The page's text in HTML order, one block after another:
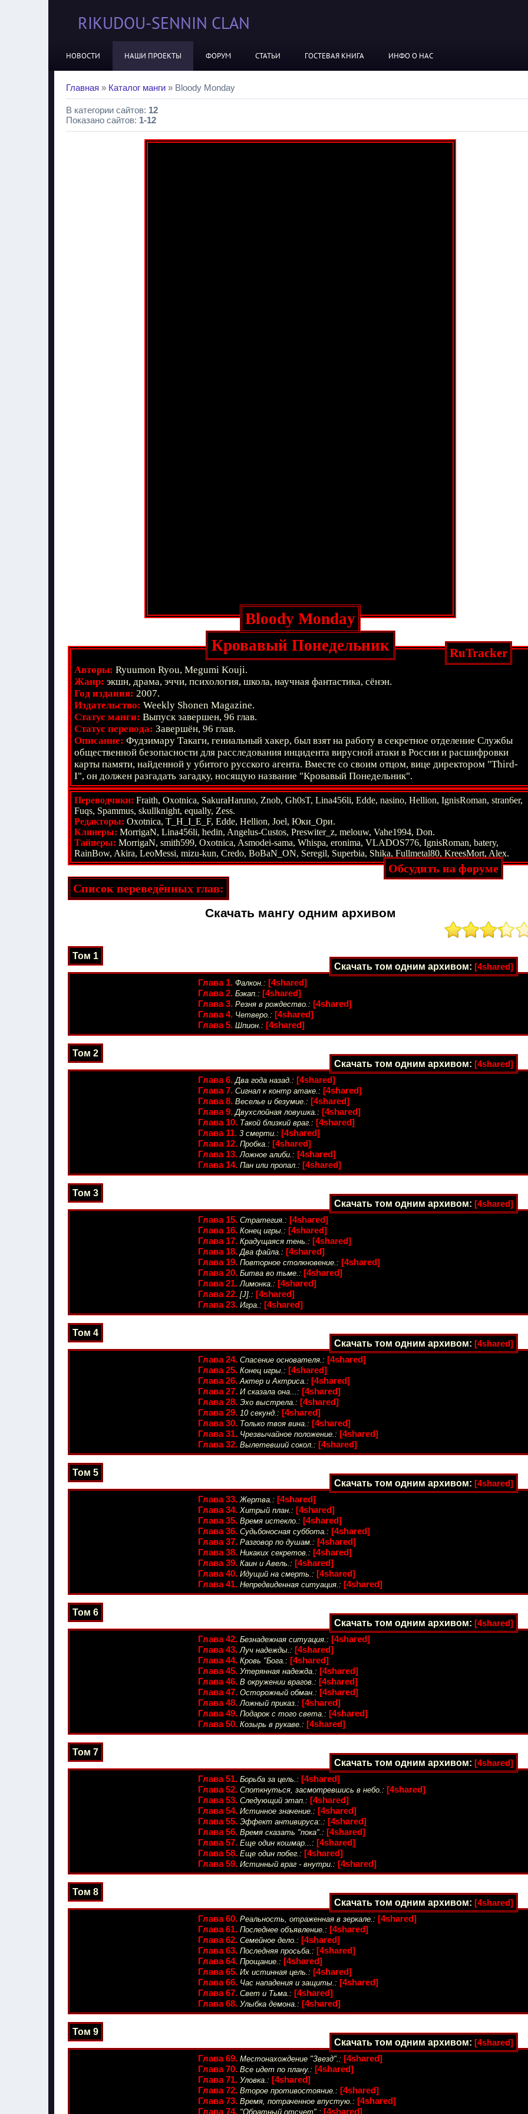
RIKUDOU-SENNIN CLAN
НОВОСТИ НАШИ ПРОЕКТЫ ФОРУМ СТАТЬИ ГОСТЕВАЯ КНИГА ИНФО О НАС
Главная » Каталог манги » Bloody Monday
В категории сайтов: 12
Показано сайтов: 1-12
Bloody Monday
Кровавый Понедельник
RuTracker
Авторы: Ryuumon Ryou, Megumi Kouji.
Жанр: экшн, драма, эччи, психология, школа, научная фантастика, сёнэн.
Год издания: 2007.
Издательство: Weekly Shonen Magazine.
Статус манги: Выпуск завершен, 96 глав.
Статус перевода: Завершён, 96 глав.
Описание: Фудзимару Такаги, гениальный хакер, был взят на работу в секретное отделение Службы
общественной безопасности для расследования инцидента вирусной атаки в России и расшифровки
карты памяти, найденной у убитого русского агента. Вместе со своим отцом, вице директором "Third-
I", он должен разгадать загадку, носящую название "Кровавый Понедельник".
Переводчики: Fraith, Oxotnica, SakuraHaruno, Znob, Gh0sT, Lina456li, Edde, nasino, Hellion, IgnisRoman, stran6er,
Fuqs, Spammus, skullknight, equally, Zess.
Редакторы: Oxotnica, T_H_I_E_F, Edde, Hellion, Joel, Юки_Ори.
Клинеры: MorrigaN, Lina456li, hedin, Angelus-Custos, Preswiter_z, melouw, Vahe1994, Don.
Тайперы: MorrigaN, smith599, Oxotnica, Asmodei-sama, Whispa, eronima, VLADOS776, IgnisRoman, batery,
RainBow, Akira, LeoMessi, mizu-kun, Credo, BoBaN_ON, Seregil, Superbia, Shika, Fullmetal80, KreesMort, Alex.
Обсудить на форуме
Список переведённых глав:
Скачать мангу одним архивом
Том 1
Скачать том одним архивом: [4shared]
Глава 1. Фалкон.: [4shared]
Глава 2. Бэкап.: [4shared]
Глава 3. Резня в рождество.: [4shared]
Глава 4. Четверо.: [4shared]
Глава 5. Шпион.: [4shared]
Том 2
Скачать том одним архивом: [4shared]
Глава 6. Два года назад.: [4shared]
Глава 7. Сигнал к контр атаке.: [4shared]
Глава 8. Веселье и безумие.: [4shared]
Глава 9. Двухслойная ловушка.: [4shared]
Глава 10. Такой близкий враг.: [4shared]
Глава 11. 3 смерти.: [4shared]
Глава 12. Пробка.: [4shared]
Глава 13. Ложное алиби.: [4shared]
Глава 14. Пан или пропал.: [4shared]
Том 3
Скачать том одним архивом: [4shared]
Глава 15. Стратегия.: [4shared]
Глава 16. Конец игры.: [4shared]
Глава 17. Крадущаяся тень.: [4shared]
Глава 18. Два файла.: [4shared]
Глава 19. Повторное столкновение.: [4shared]
Глава 20. Битва во тьме.: [4shared]
Глава 21. Лимонка.: [4shared]
Глава 22. [J].: [4shared]
Глава 23. Игра.: [4shared]
Том 4
Скачать том одним архивом: [4shared]
Глава 24. Спасение основателя.: [4shared]
Глава 25. Конец игры.: [4shared]
Глава 26. Актер и Актриса.: [4shared]
Глава 27. И сказала она...: [4shared]
Глава 28. Эхо выстрела.: [4shared]
Глава 29. 10 секунд.: [4shared]
Глава 30. Только твоя вина.: [4shared]
Глава 31. Чрезвычайное положение.: [4shared]
Глава 32. Вылетевший сокол.: [4shared]
Том 5
Скачать том одним архивом: [4shared]
Глава 33. Жертва.: [4shared]
Глава 34. Хитрый план.: [4shared]
Глава 35. Время истекло.: [4shared]
Глава 36. Судьбоносная суббота.: [4shared]
Глава 37. Разговор по душам.: [4shared]
Глава 38. Никаких секретов.: [4shared]
Глава 39. Каин и Авель.: [4shared]
Глава 40. Идущий на смерть.: [4shared]
Глава 41. Непредвиденная ситуация.: [4shared]
Том 6
Скачать том одним архивом: [4shared]
Глава 42. Безнадежная ситуация.: [4shared]
Глава 43. Луч надежды.: [4shared]
Глава 44. Кровь "Бога.: [4shared]
Глава 45. Утерянная надежда.: [4shared]
Глава 46. В окружении врагов.: [4shared]
Глава 47. Осторожный обман.: [4shared]
Глава 48. Ложный приказ.: [4shared]
Глава 49. Подарок с того света.: [4shared]
Глава 50. Козырь в рукаве.: [4shared]
Том 7
Скачать том одним архивом: [4shared]
Глава 51. Борьба за цель.: [4shared]
Глава 52. Споткнуться, засмотревшись в небо.: [4shared]
Глава 53. Следующий этап.: [4shared]
Глава 54. Истинное значение.: [4shared]
Глава 55. Эффект антивируса:.: [4shared]
Глава 56. Время сказать "пока".: [4shared]
Глава 57. Еще один кошмар...: [4shared]
Глава 58. Еще один побег.: [4shared]
Глава 59. Истинный враг - внутри.: [4shared]
Том 8
Скачать том одним архивом: [4shared]
Глава 60. Реальность, отраженная в зеркале.: [4shared]
Глава 61. Последнее объявление.: [4shared]
Глава 62. Семейное дело.: [4shared]
Глава 63. Последняя просьба.: [4shared]
Глава 64. Прощание.: [4shared]
Глава 65. Их истинная цель.: [4shared]
Глава 66. Час нападения и защиты.: [4shared]
Глава 67. Свет и Тьма.: [4shared]
Глава 68. Улыбка демона.: [4shared]
Том 9
Скачать том одним архивом: [4shared]
Глава 69. Местонахождение "Звезд".: [4shared]
Глава 70. Все идет по плану.: [4shared]
Глава 71. Уловка.: [4shared]
Глава 72. Второе противостояние.: [4shared]
Глава 73. Время, потраченное впустую.: [4shared]
Глава 74. "Обратный отсчет".: [4shared]